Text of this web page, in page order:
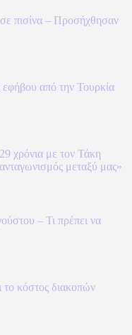
πισίνα – Προσήχθησαν
από την Τουρκία
χρόνια με τον Τάκη
μεταξύ μας»
– Τι πρέπει να
κόστος διακοπών